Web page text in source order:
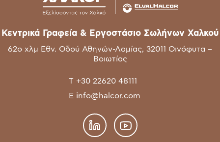
Κεντρικά Γραφεία & Εργοστάσιο Σωλήνων Χαλκού
62o χλμ Εθν. Οδού Αθηνών-Λαμίας, 32011 Οινόφυτα –
Βοιωτίας
T +30 22620 48111
E info@halcor.com